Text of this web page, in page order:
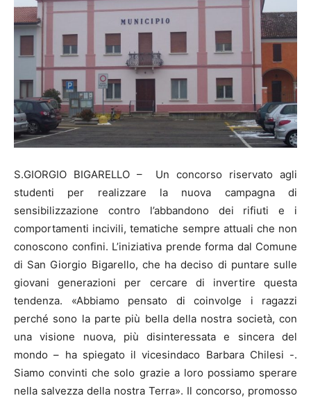
S.GIORGIO BIGARELLO – Un concorso riservato agli
studenti per realizzare la nuova campagna di
sensibilizzazione contro l’abbandono dei rifiuti e i
comportamenti incivili, tematiche sempre attuali che non
conoscono confini. L’iniziativa prende forma dal Comune
di San Giorgio Bigarello, che ha deciso di puntare sulle
giovani generazioni per cercare di invertire questa
tendenza. «Abbiamo pensato di coinvolge i ragazzi
perché sono la parte più bella della nostra società, con
una visione nuova, più disinteressata e sincera del
mondo – ha spiegato il vicesindaco Barbara Chilesi -.
Siamo convinti che solo grazie a loro possiamo sperare
nella salvezza della nostra Terra». Il concorso, promosso